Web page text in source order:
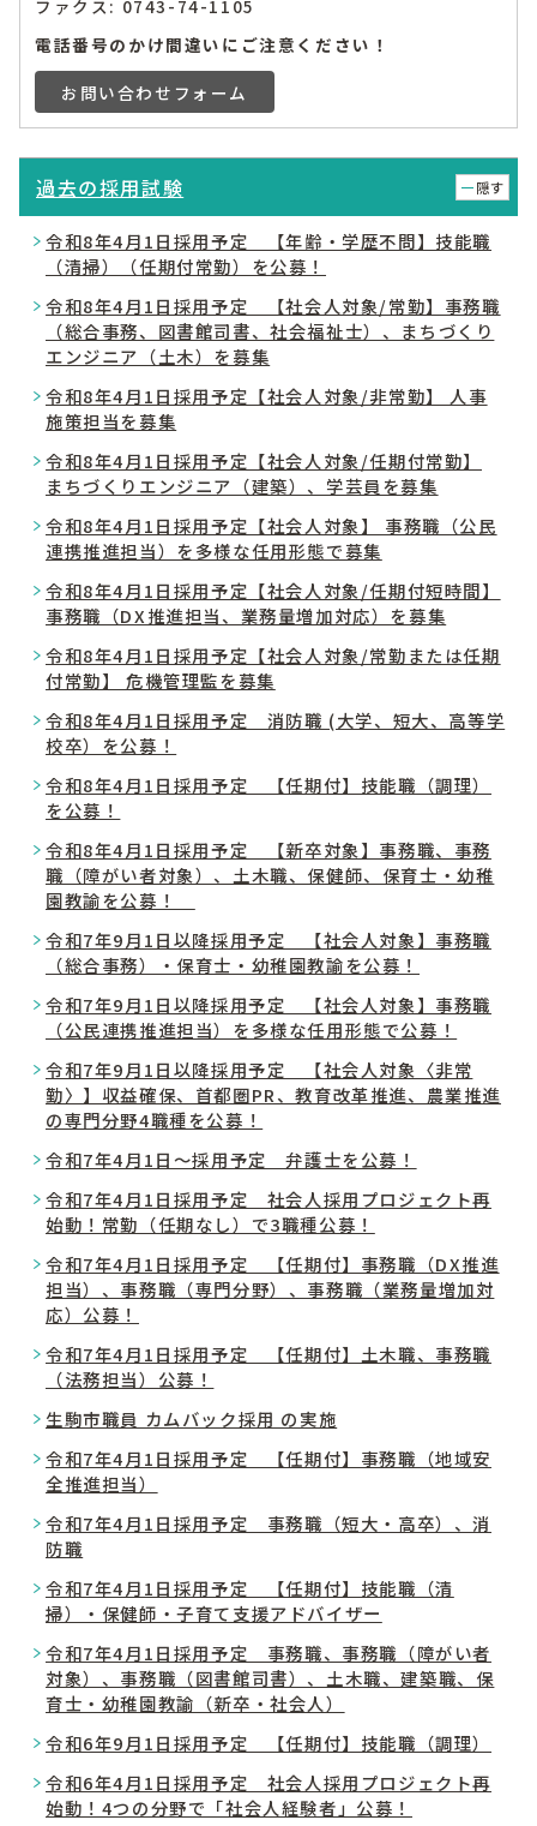
ファクス: 0743-74-1105
電話番号のかけ間違いにご注意ください！
お問い合わせフォーム
過去の採用試験 隠す
令和8年4月1日採用予定 【年齢・学歴不問】技能職
（清掃）（任期付常勤）を公募！
令和8年4月1日採用予定 【社会人対象/常勤】事務職
（総合事務、図書館司書、社会福祉士）、まちづくり
エンジニア（土木）を募集
令和8年4月1日採用予定【社会人対象/非常勤】 人事
施策担当を募集
令和8年4月1日採用予定【社会人対象/任期付常勤】
まちづくりエンジニア（建築）、学芸員を募集
令和8年4月1日採用予定【社会人対象】 事務職（公民
連携推進担当）を多様な任用形態で募集
令和8年4月1日採用予定【社会人対象/任期付短時間】
事務職（DX推進担当、業務量増加対応）を募集
令和8年4月1日採用予定【社会人対象/常勤または任期
付常勤】 危機管理監を募集
令和8年4月1日採用予定 消防職 (大学、短大、高等学
校卒）を公募！
令和8年4月1日採用予定 【任期付】技能職（調理）
を公募！
令和8年4月1日採用予定 【新卒対象】事務職、事務
職（障がい者対象）、土木職、保健師、保育士・幼稚
園教諭を公募！
令和7年9月1日以降採用予定 【社会人対象】事務職
（総合事務）・保育士・幼稚園教諭を公募！
令和7年9月1日以降採用予定 【社会人対象】事務職
（公民連携推進担当）を多様な任用形態で公募！
令和7年9月1日以降採用予定 【社会人対象〈非常
勤〉】収益確保、首都圏PR、教育改革推進、農業推進
の専門分野4職種を公募！
令和7年4月1日～採用予定 弁護士を公募！
令和7年4月1日採用予定 社会人採用プロジェクト再
始動！常勤（任期なし）で3職種公募！
令和7年4月1日採用予定 【任期付】事務職（DX推進
担当）、事務職（専門分野）、事務職（業務量増加対
応）公募！
令和7年4月1日採用予定 【任期付】土木職、事務職
（法務担当）公募！
生駒市職員 カムバック採用 の実施
令和7年4月1日採用予定 【任期付】事務職（地域安
全推進担当）
令和7年4月1日採用予定 事務職（短大・高卒）、消
防職
令和7年4月1日採用予定 【任期付】技能職（清
掃）・保健師・子育て支援アドバイザー
令和7年4月1日採用予定 事務職、事務職（障がい者
対象）、事務職（図書館司書）、土木職、建築職、保
育士・幼稚園教諭（新卒・社会人）
令和6年9月1日採用予定 【任期付】技能職（調理）
令和6年4月1日採用予定 社会人採用プロジェクト再
始動！4つの分野で「社会人経験者」公募！